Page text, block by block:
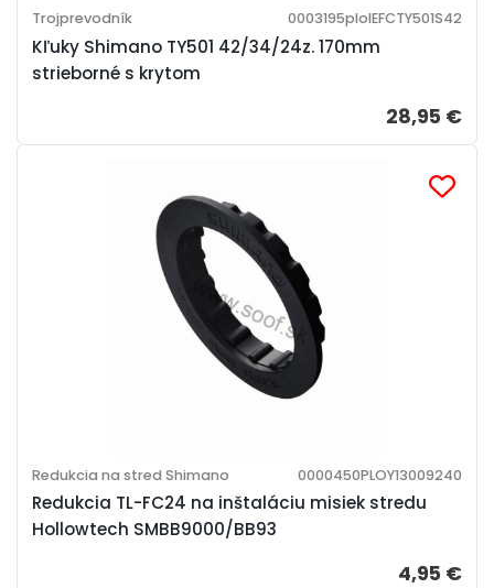
Kľuky Shimano TY501 42/34/24z. 170mm
strieborné s krytom
Trojprevodník 0003195ploIEFCTY501S42
28,95 €
Redukcia TL-FC24 na inštaláciu misiek stredu
Hollowtech SMBB9000/BB93
Redukcia na stred Shimano 0000450PLOY13009240
4,95 €